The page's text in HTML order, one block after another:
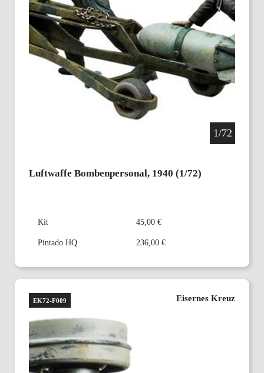
1/72
Luftwaffe Bombenpersonal, 1940 (1/72)
Kit 45,00 €
Pintado HQ 236,00 €
EK72-F009 Eisernes Kreuz